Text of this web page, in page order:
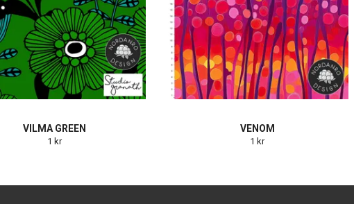
VILMA GREEN
1 kr
VENOM
1 kr